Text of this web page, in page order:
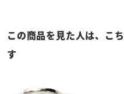
この商品を見た人は、こ
す